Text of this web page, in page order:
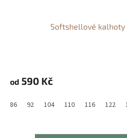
Softshellové
od 590 Kč
86 92 104 110 116 122